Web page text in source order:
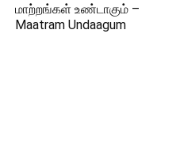
மாற்றங்கள் உண்டாகும் –
Maatram Undaagum